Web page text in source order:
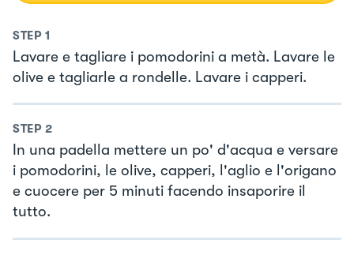
STEP 1
Lavare e tagliare i pomodorini a metà. Lavare le
olive e tagliarle a rondelle. Lavare i capperi.
STEP 2
In una padella mettere un po' d'acqua e versare
i pomodorini, le olive, capperi, l'aglio e l'origano
e cuocere per 5 minuti facendo insaporire il
tutto.